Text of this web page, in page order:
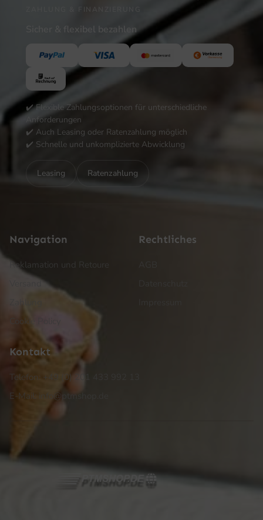
ZAHLUNG & FINANZIERUNG
Sicher & flexibel bezahlen
✔️ Flexible Zahlungsoptionen für unterschiedliche
Anforderungen
✔️ Auch Leasing oder Ratenzahlung möglich
✔️ Schnelle und unkomplizierte Abwicklung
Leasing Ratenzahlung
Navigation
Reklamation und Retoure
Versand
Cookie Policy
Rechtliches
Kontakt
Telefon: +49 (0) 201 433 992 13
E-Mail: info@ptmshop.de